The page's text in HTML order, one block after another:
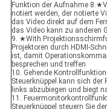
Funktion der Aufnahme
notiert werden, der notierte
das Video direkt auf dem
das Video kann zu anderen
9. ★With
Projektoren durch HDMI-
ist, damit
besprechen und treffen
10. Gehende
Steuerknüppel kann sich
links abzubiegen und biegt
11.
Steuerknüppel steuern Sie